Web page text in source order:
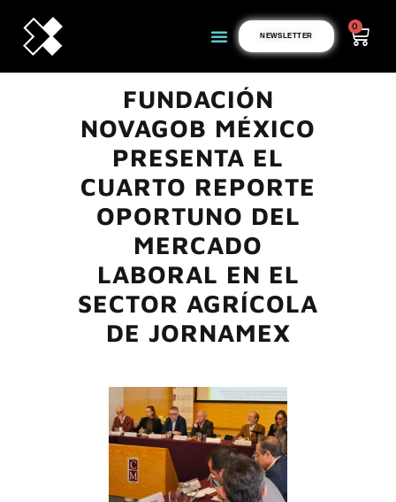
NEWSLETTER
0
FUNDACIÓN
NOVAGOB MÉXICO
PRESENTA EL
CUARTO REPORTE
OPORTUNO DEL
MERCADO
LABORAL EN EL
SECTOR AGRÍCOLA
DE JORNAMEX